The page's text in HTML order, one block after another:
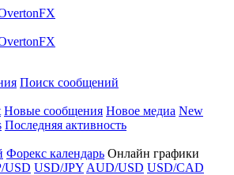
Поиск сообщений
Новые сообщения Новое медиа New
Последняя активность
Форекс календарь Онлайн графики
USD USD/JPY AUD/USD USD/CAD